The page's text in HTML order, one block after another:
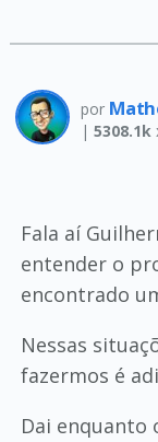
por
| 5308.1k
Fala aí
entender o
encontrado
Nessas
fazermos é
Dai enquanto